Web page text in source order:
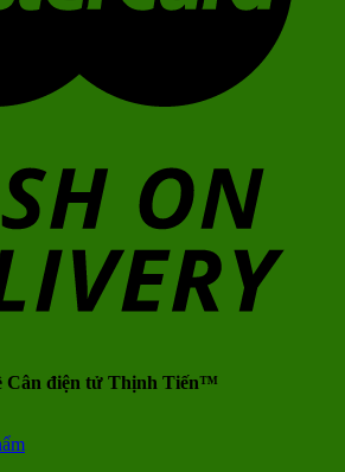
Cân điện tử Thịnh Tiến™